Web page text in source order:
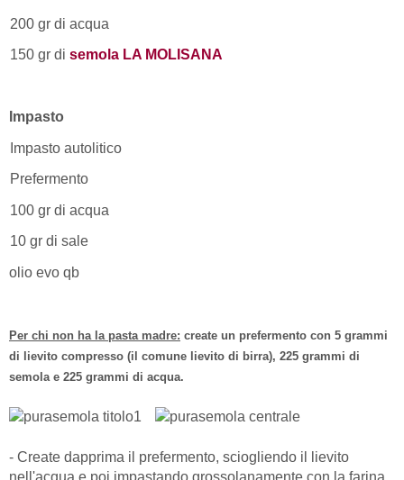
200 gr di acqua
150 gr di semola LA MOLISANA
Impasto
Impasto autolitico
Prefermento
100 gr di acqua
10 gr di sale
olio evo qb
Per chi non ha la pasta madre: create un prefermento con 5 grammi
di lievito compresso (il comune lievito di birra), 225 grammi di
semola e 225 grammi di acqua.
- Create dapprima il prefermento, sciogliendo il lievito
nell'acqua e poi impastando grossolanamente con la farina.